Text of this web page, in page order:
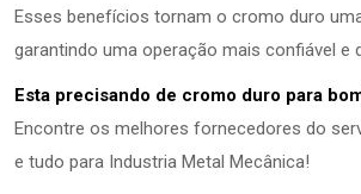
Esses benefícios tornam o cromo duro
garantindo uma operação mais confiável e
Esta precisando de cromo duro para
Encontre os melhores fornecedores do
e tudo para Industria Metal Mecânica!